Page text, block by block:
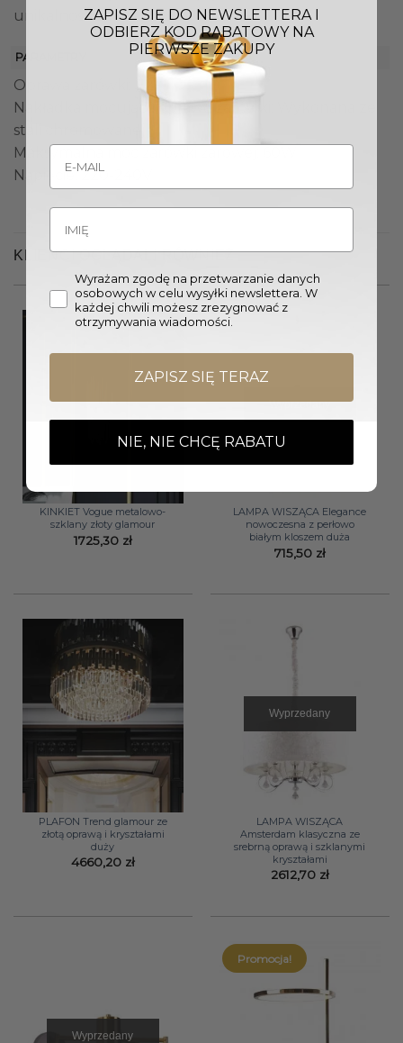
unikalnością.
PARAMETRY
Oprawa żarówki: E27
Nakładka mocująca oprawę żarówki: Wykonana ze
stali chromowanej
Maksymalna moc żarówki żarowej: 60W
Napięcie: 220-240V
KLIENCI OGLĄDALI RÓWNIEŻ
KINKIET Vogue metalowo-
szklany złoty glamour
1725,30 zł
Wyprzedany
LAMPA WISZĄCA Elegance
nowoczesna z perłowo
białym kloszem duża
715,50 zł
PLAFON Trend glamour ze
złotą oprawą i kryształami
duży
4660,20 zł
Wyprzedany
LAMPA WISZĄCA
Amsterdam klasyczna ze
srebrną oprawą i szklanymi
kryształami
2612,70 zł
Wyprzedany
Promocja!
ZAPISZ SIĘ DO NEWSLETTERA I
ODBIERZ KOD RABATOWY NA
PIERWSZE ZAKUPY
Wyrażam zgodę na przetwarzanie danych
osobowych w celu wysyłki newslettera. W
każdej chwili możesz zrezygnować z
otrzymywania wiadomości.
ZAPISZ SIĘ TERAZ
NIE, NIE CHCĘ RABATU